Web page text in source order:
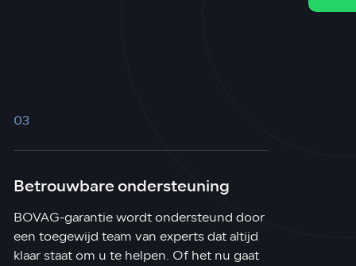
03
Betrouwbare ondersteuning
BOVAG-garantie wordt ondersteund door
een toegewijd team van experts dat altijd
klaar staat om u te helpen. Of het nu gaat